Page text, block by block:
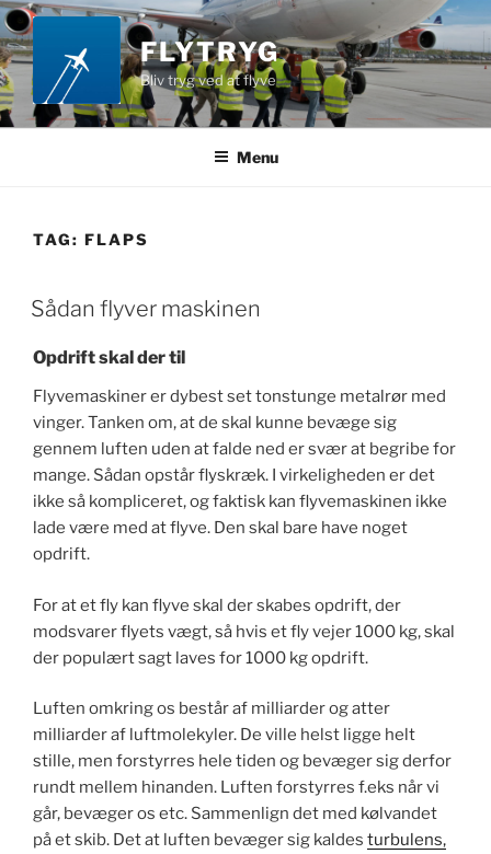
Videre
til
indhold
FLYTRYG
Bliv tryg ved at flyve
Menu
TAG: FLAPS
Sådan flyver maskinen
Opdrift skal der til
Flyvemaskiner er dybest set tonstunge metalrør med
vinger. Tanken om, at de skal kunne bevæge sig
gennem luften uden at falde ned er svær at begribe for
mange. Sådan opstår flyskræk. I virkeligheden er det
ikke så kompliceret, og faktisk kan flyvemaskinen ikke
lade være med at flyve. Den skal bare have noget
opdrift.
For at et fly kan flyve skal der skabes opdrift, der
modsvarer flyets vægt, så hvis et fly vejer 1000 kg, skal
der populært sagt laves for 1000 kg opdrift.
Luften omkring os består af milliarder og atter
milliarder af luftmolekyler. De ville helst ligge helt
stille, men forstyrres hele tiden og bevæger sig derfor
rundt mellem hinanden. Luften forstyrres f.eks når vi
går, bevæger os etc. Sammenlign det med kølvandet
på et skib. Det at luften bevæger sig kaldes turbulens,